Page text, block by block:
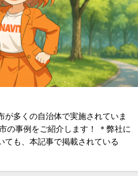
が多くの自治体で実施されていま
の事例をご紹介します！ ＊弊社に
ても、本記事で掲載されている